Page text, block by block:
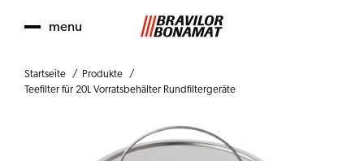
menu
Startseite
Produkte
Teefilter für 20L Vorratsbehälter Rundfiltergeräte